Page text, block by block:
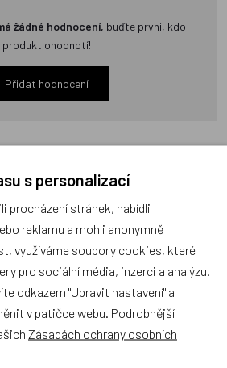
žádné hodnocení, buďte první, kdo
produkt ohodnotí!
Přidat hodnocení
motivem
Lada
Matějovský, Povlečení Lada
- Zeměklíč - Jaro
140x200cm +70x90cm
NOVINKA
s personalizací
procházení stránek, nabídli
reklamu a mohli anonymně
využíváme soubory cookies, které
pro sociální média, inzerci a analýzu.
odkazem "Upravit nastavení" a
v patičce webu. Podrobnější
Zásadách ochrany osobních